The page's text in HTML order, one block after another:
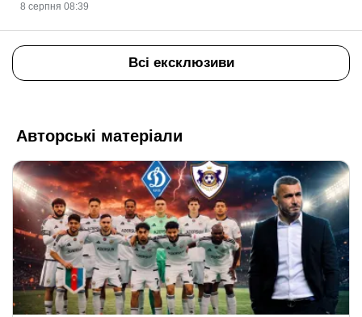
8 серпня 08:39
Всі ексклюзиви
Авторські матеріали